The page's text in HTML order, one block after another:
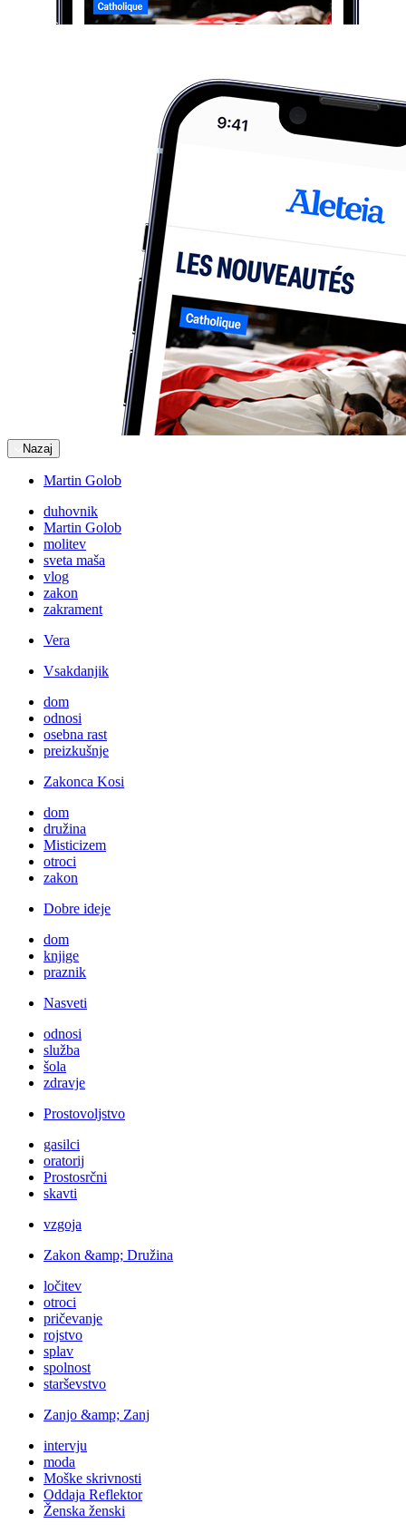
Nazaj
Martin Golob
duhovnik
Martin Golob
molitev
sveta maša
vlog
zakon
zakrament
Vera
Vsakdanjik
dom
odnosi
osebna rast
preizkušnje
Zakonca Kosi
dom
družina
Misticizem
otroci
zakon
Dobre ideje
dom
knjige
praznik
Nasveti
odnosi
služba
šola
zdravje
Prostovoljstvo
gasilci
oratorij
Prostosrčni
skavti
vzgoja
Zakon &amp; Družina
ločitev
otroci
pričevanje
rojstvo
splav
spolnost
starševstvo
Zanjo &amp; Zanj
intervju
moda
Moške skrivnosti
Oddaja Reflektor
Ženska ženski